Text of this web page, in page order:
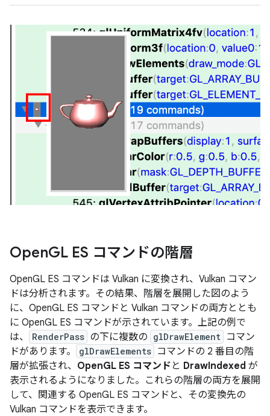
OpenGL ES コマンドの階層
OpenGL ES コマンドは Vulkan に変換され、Vulkan コマン
ドは分析されます。その結果、階層を展開した図のよう
に、OpenGL ES コマンドと Vulkan コマンドの両方ととも
に OpenGL ES コマンドが示されています。上記の例で
は、
RenderPass の下に複数の glDrawElement
コマン
ドがあります。
glDrawElements コマンドの 2 番目の階
層が拡張され、 OpenGL ES コマンド と DrawIndexed が
表示されるようになりました。これらの階層の両方を展開
して、関連する OpenGL ES コマンドと、その変換先の
Vulkan コマンドを表示できます。